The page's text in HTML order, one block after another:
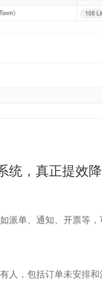
统，真正提效
派单、通知、开票等，
人，包括订单未安排